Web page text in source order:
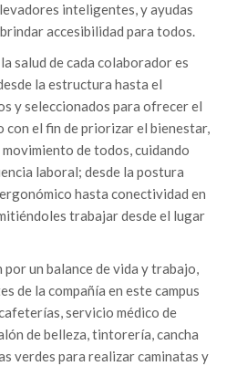
inteligentes, y ayudas
accesibilidad para todos.
salud de cada colaborador es
la estructura hasta el
y seleccionados para ofrecer el
con el fin de priorizar el bienestar,
de todos, cuidando
laboral; desde la postura
hasta conectividad en
trabajar desde el lugar
un balance de vida y trabajo,
de la compañía en este campus
servicio médico de
de belleza, tintorería, cancha
verdes para realizar caminatas y